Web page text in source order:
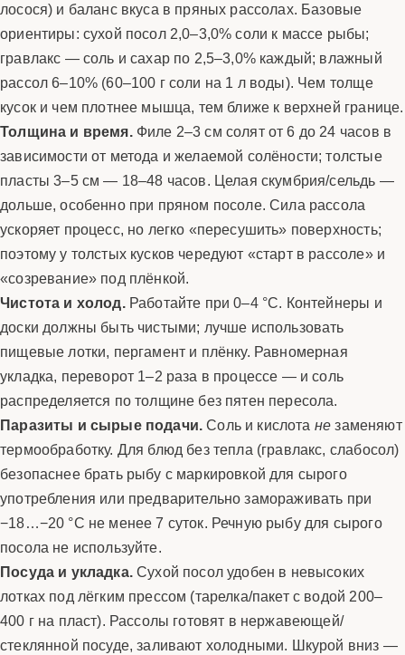
лосося) и баланс вкуса в пряных рассолах. Базовые
ориентиры: сухой посол 2,0–3,0% соли к массе рыбы;
гравлакс — соль и сахар по 2,5–3,0% каждый; влажный
рассол 6–10% (60–100 г соли на 1 л воды). Чем толще
кусок и чем плотнее мышца, тем ближе к верхней границе.
Толщина и время.Филе 2–3 см солят от 6 до 24 часов в
зависимости от метода и желаемой солёности; толстые
пласты 3–5 см — 18–48 часов. Целая скумбрия/сельдь —
дольше, особенно при пряном посоле. Сила рассола
ускоряет процесс, но легко «пересушить» поверхность;
поэтому у толстых кусков чередуют «старт в рассоле» и
«созревание» под плёнкой.
Чистота и холод.Работайте при 0–4 °C. Контейнеры и
доски должны быть чистыми; лучше использовать
пищевые лотки, пергамент и плёнку. Равномерная
укладка, переворот 1–2 раза в процессе — и соль
распределяется по толщине без пятен пересола.
Паразиты и сырые подачи.Соль и кислота незаменяют
термообработку. Для блюд без тепла (гравлакс, слабосол)
безопаснее брать рыбу с маркировкой для сырого
употребления или предварительно замораживать при
−18…−20 °C не менее 7 суток. Речную рыбу для сырого
посола не используйте.
Посуда и укладка.Сухой посол удобен в невысоких
лотках под лёгким прессом (тарелка/пакет с водой 200–
400 г на пласт). Рассолы готовят в нержавеющей/
стеклянной посуде, заливают холодными. Шкурой вниз —